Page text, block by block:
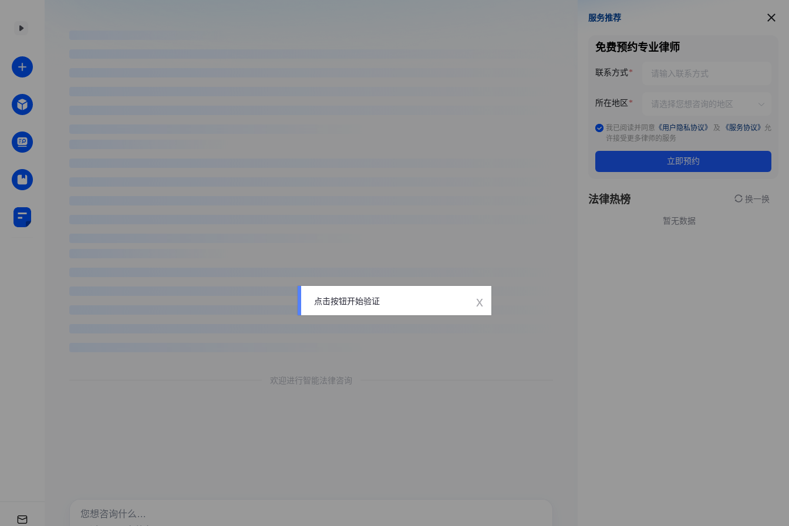
欢迎进行智能法律咨询
服务推荐
服务推荐
免费预约专业律师
联系方式
所在地区
我已阅读并同意 《用户隐私协议》 及 《服务协议》 允
许接受更多律师的服务
立即预约
法律热榜 换一换
暂无数据
点击按钮开始验证 x